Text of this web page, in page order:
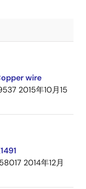
wire
2015年10月15
2014年12月